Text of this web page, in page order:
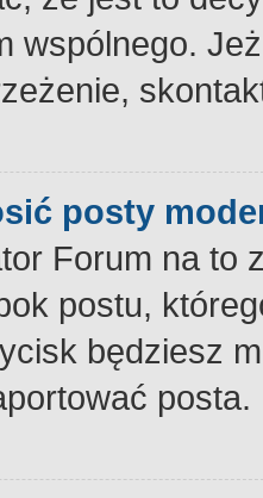
wspólnego.
posty
Forum na to
postu,
będziesz
posta.